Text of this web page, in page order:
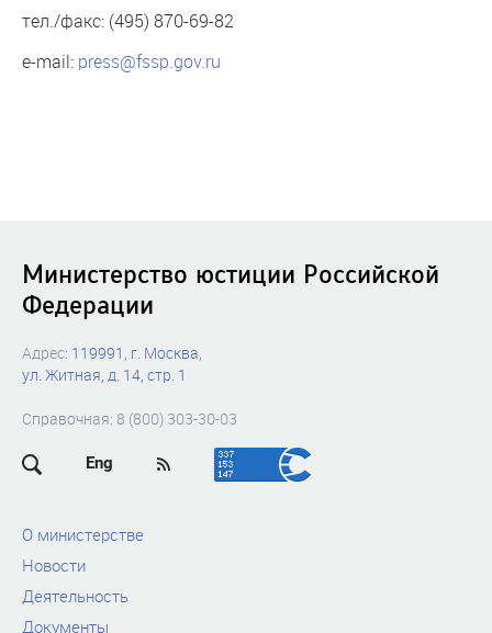
тел./факс: (495) 870-69-82
e-mail: press@fssp.gov.ru
Министерство юстиции Российской
Федерации
Адрес: 119991, г. Москва,
ул. Житная, д. 14, стр. 1
Справочная: 8 (800) 303-30-03
Eng
О министерстве
Новости
Деятельность
Документы